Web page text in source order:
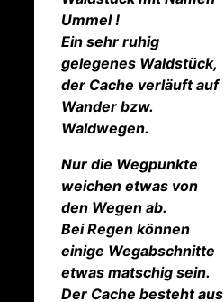
Ummel !
Ein sehr ruhig
gelegenes Waldstück,
der Cache verläuft auf
Wander bzw.
Waldwegen.
Nur die Wegpunkte
weichen etwas von
den Wegen ab.
Bei Regen können
einige Wegabschnitte
etwas matschig sein.
Der Cache besteht aus